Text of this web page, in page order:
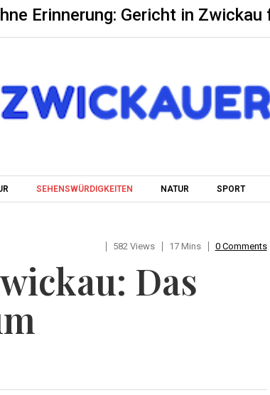
Erinnerung: Gericht in
Skip to content
SEHENSWÜRDIGKEITEN NATUR SPORT
582 Views 17 Mins 0 Comments
Das